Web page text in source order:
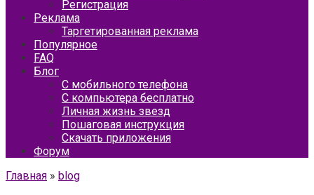
Регистрация
Реклама
Таргетированная реклама
Популярное
FAQ
Блог
С мобильного телефона
С компьютера бесплатно
Личная жизнь звезд
Пошаговая инструкция
Скачать приложения
Форум
Главная » blog